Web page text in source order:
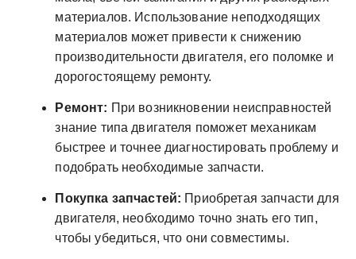
материалов. Использование неподходящих
материалов может привести к снижению
производительности двигателя, его поломке и
дорогостоящему ремонту.
Ремонт: При возникновении неисправностей
знание типа двигателя поможет механикам
быстрее и точнее диагностировать проблему и
подобрать необходимые запчасти.
Покупка запчастей: Приобретая запчасти для
двигателя, необходимо точно знать его тип,
чтобы убедиться, что они совместимы.